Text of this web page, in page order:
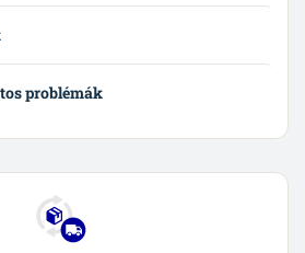
problémák